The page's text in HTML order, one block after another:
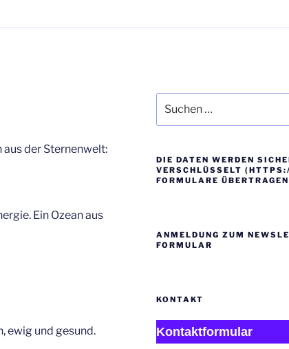
der Sternenwelt:
Ein Ozean aus
ewig und gesund.
nach:
DIE DATEN WERDEN
VERSCHLÜSSELT
FORMULARE
ANMELDUNG ZUM
FORMULAR
KONTAKT
Kontaktformular